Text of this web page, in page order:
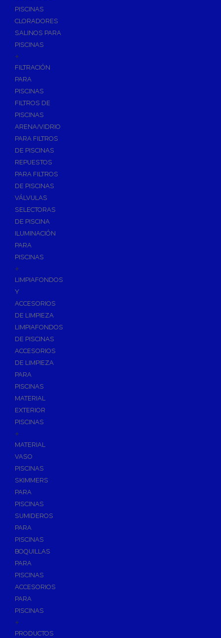
PISCINAS
CLORADORES
SALINOS PARA
PISCINAS
+
FILTRACIÓN
PARA
PISCINAS
FILTROS DE
PISCINAS
ARENA/VIDRIO
PARA FILTROS
DE PISCINAS
REPUESTOS
PARA FILTROS
DE PISCINAS
VÁLVULAS
SELECTORAS
DE PISCINA
ILUMINACIÓN
PARA
PISCINAS
+
LIMPIAFONDOS
Y
ACCESORIOS
DE LIMPIEZA
LIMPIAFONDOS
DE PISCINAS
ACCESORIOS
DE LIMPIEZA
PARA
PISCINAS
MATERIAL
EXTERIOR
PISCINAS
+
MATERIAL
VASO
PISCINAS
SKIMMERS
PARA
PISCINAS
SUMIDEROS
PARA
PISCINAS
BOQUILLAS
PARA
PISCINAS
ACCESORIOS
PARA
PISCINAS
+
PRODUCTOS